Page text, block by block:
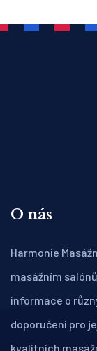
O nás
Harmonie
masážním
informace o
doporučení pro
kvalitních